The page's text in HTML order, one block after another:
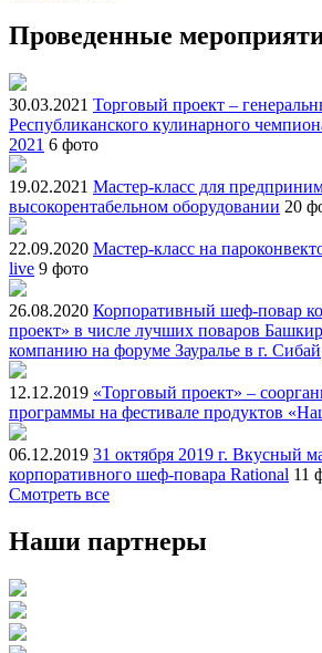
Проведенные
30.03.2021 Торговый проект –
Республиканского кулинарного
2021 6 фото
19.02.2021 Мастер-класс для
высокорентабельном оборудовании 20
22.09.2020 Мастер-класс на
live 9 фото
26.08.2020 Корпоративный шеф-повар
проект» в числе лучших поваров
компанию на форуме Зауралье в г. Сибай
12.12.2019 «Торговый проект» –
программы на фестивале продуктов
06.12.2019 31 октября 2019 г. Вкусный
корпоративного шеф-повара Rational 11
Смотреть все
Наши партнеры